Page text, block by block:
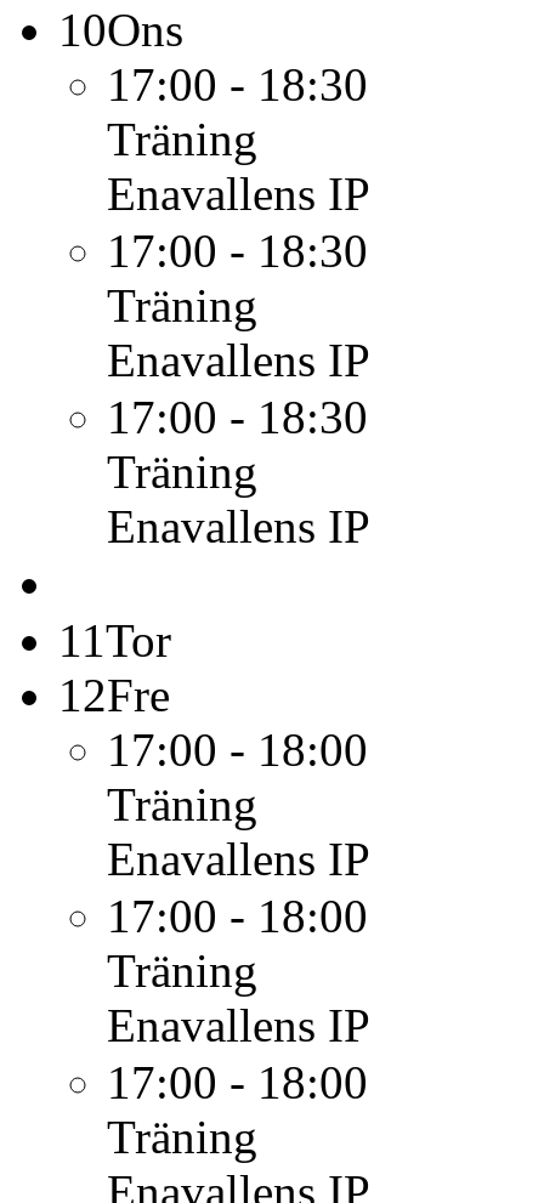
10Ons
17:00 - 18:30
Träning
Enavallens IP
17:00 - 18:30
Träning
Enavallens IP
17:00 - 18:30
Träning
Enavallens IP
11Tor
12Fre
17:00 - 18:00
Träning
Enavallens IP
17:00 - 18:00
Träning
Enavallens IP
17:00 - 18:00
Träning
Enavallens IP